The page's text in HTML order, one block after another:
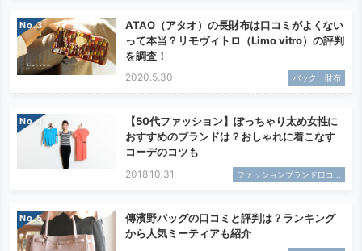
No.
ATAO（アタオ）の長財布は口コミがよくない
って本当？リモヴィトロ（Limo vitro）の評判
を調査！
2020.5.30 バック 財布
No.
【50代ファッション】ぽっちゃり太め女性に
おすすめのブランドは？おしゃれに着こなす
コーデのコツも
2018.10.31 ファッションブランド口コ...
No.
傳濱野バッグの口コミと評判は？ランキング
から人気ミーティアも紹介